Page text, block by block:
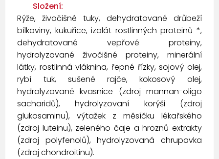
Složení:
Rýže, živočišné tuky, dehydratované drůbeží
bílkoviny, kukuřice, izolát rostlinných proteinů *,
dehydratované vepřové proteiny,
hydrolyzované živočišné proteiny, minerální
látky, rostlinná vláknina, řepné řízky, sojový olej,
rybí tuk, sušené rajče, kokosový olej,
hydrolyzované kvasnice (zdroj mannan-oligo
sacharidů), hydrolyzovaní korýši (zdroj
glukosaminu), výtažek z měsíčku lékařského
(zdroj luteinu), zeleného čaje a hroznů extrakty
(zdroj polyfenolů), hydrolyzovaná chrupavka
(zdroj chondroitinu).